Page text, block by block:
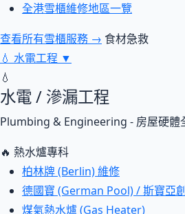
全港雪櫃維修地區一覽
查看所有雪櫃服務 → 食材急救
💧 水電工程 ▼
💧
水電 / 滲漏工程
Plumbing & Engineering - 房屋硬體
🔥 熱水爐專科
柏林牌 (Berlin) 維修
德國寶 (German Pool) / 斯寶亞創
煤氣熱水爐 (Gas Heater)